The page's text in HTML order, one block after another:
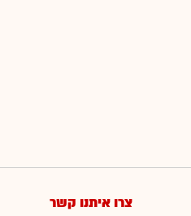
צרו איתנו קשר